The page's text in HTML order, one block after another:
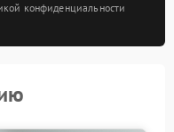
конфиденциальности